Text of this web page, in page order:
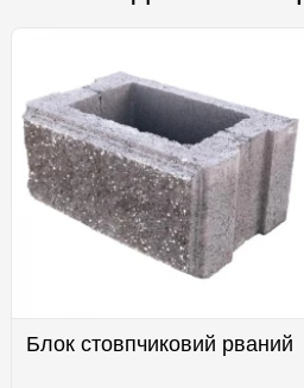
Блок стовпчиковий рваний